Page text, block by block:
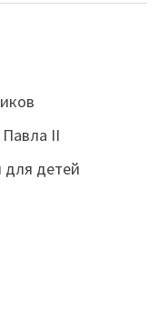
II
для детей